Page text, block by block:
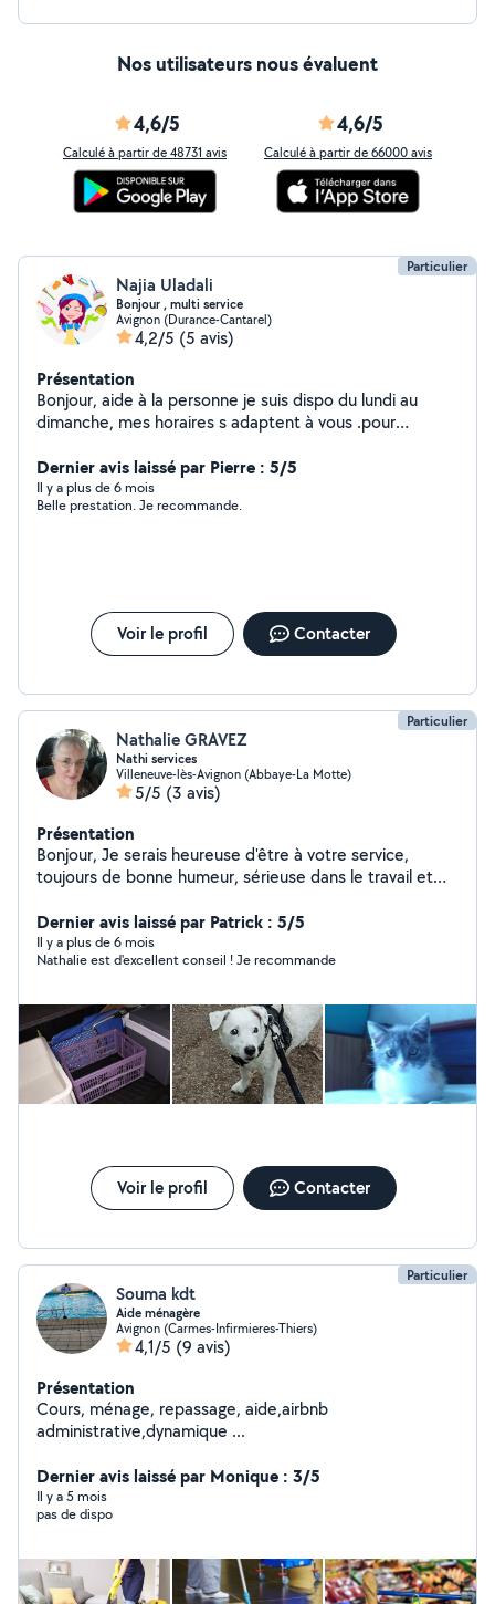
Nos utilisateurs nous évaluent
4,6/5
Calculé à partir de 48731 avis
4,6/5
Calculé à partir de 66000 avis
Particulier
Najia Uladali
Bonjour , multi service
Avignon (Durance-Cantarel)
4,2/5 (5 avis)
Présentation
Bonjour, aide à la personne je suis dispo du lundi au
dimanche, mes horaires s adaptent à vous .pour
Dernier avis laissé par Pierre : 5/5
Il y a plus de 6 mois
Belle prestation. Je recommande.
Voir le profil Contacter
Particulier
Nathalie GRAVEZ
Nathi services
Villeneuve-lès-Avignon (Abbaye-La Motte)
5/5 (3 avis)
Présentation
Bonjour, Je serais heureuse d'être à votre service,
toujours de bonne humeur, sérieuse dans le travail et
qualité des prestations que je propose et à la
satisfaction des personnes. Je cherche des petites
prestations autour de chez moi. - Aide à la prise de
ordinateur portable) et livraison à domicile des courses
alimentaires à récupérer en drive. (Début Janvier 2026
j'ouvre ma micro-entreprise d'aide à la personne pour la
livraison de courses alimentaires à domicile, à retirer en
drive, cela dès que j'aurai mon numéro de Siret dossier
renseignements.) - Garde de chats ou petits chiens à
cajoler à votre domicile, promenade pour les chiens.
Dernier avis laissé par Patrick : 5/5
Il y a plus de 6 mois
Nathalie est d'excellent conseil ! Je recommande
Voir le profil Contacter
Particulier
Souma kdt
Aide ménagère
Avignon (Carmes-Infirmieres-Thiers)
4,1/5 (9 avis)
Présentation
Cours, ménage, repassage, aide,airbnb
administrative,dynamique ...
Dernier avis laissé par Monique : 3/5
Il y a 5 mois
pas de dispo